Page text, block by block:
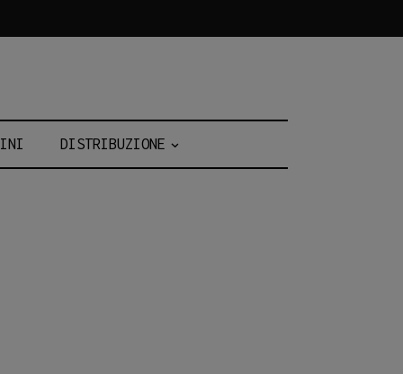
DISTRIBUZIONE